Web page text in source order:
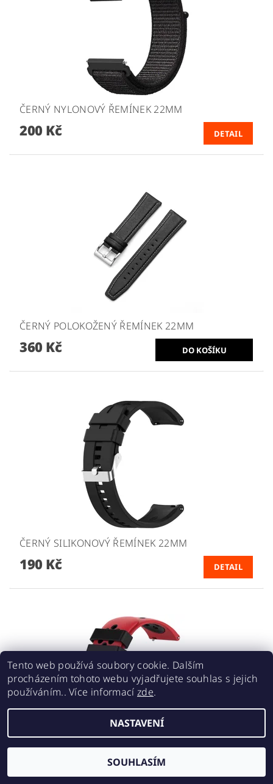
ČERNÝ NYLONOVÝ ŘEMÍNEK 22MM
200 Kč DETAIL
ČERNÝ POLOKOŽENÝ ŘEMÍNEK 22MM
360 Kč
ČERNÝ SILIKONOVÝ ŘEMÍNEK 22MM
190 Kč DETAIL
ČERVENO ČERNÝ DĚROVANÝ ŘEMÍNEK 22MM
220 Kč
Tento web používá soubory cookie. Dalším
procházením tohoto webu vyjadřujete souhlas s jejich
používáním.. Více informací zde.
NASTAVENÍ
SOUHLASÍM